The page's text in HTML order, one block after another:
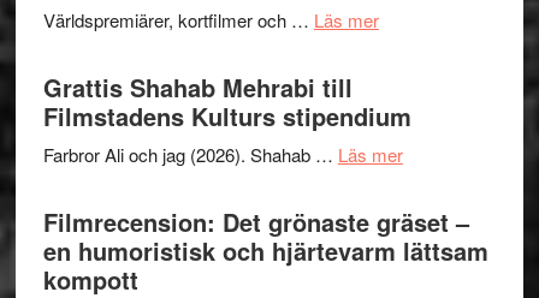
X-
I
Want
to
Believe
Vrach
Frankenshtey
Världspremiärer, kortfilmer och … Läs merom
presenterar
19
titlar
i
Grattis Shahab Mehrabi till
Filmstadens Kulturs stipendium
Farbror Ali och jag (2026). Shahab … Läs merom
Shahab
Mehrabi
till
Filmrecension: Det grönaste gräset –
en humoristisk och hjärtevarm lättsam
kompott